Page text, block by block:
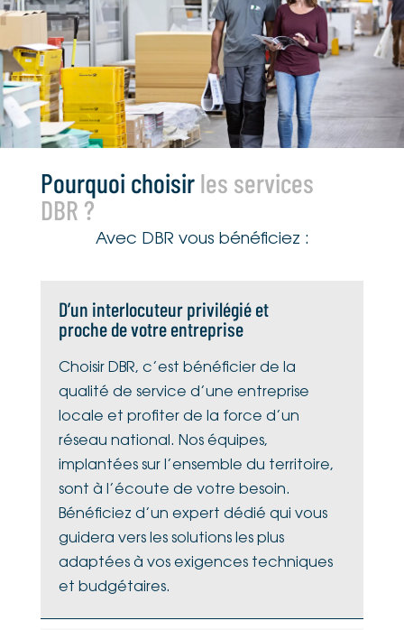
Pourquoi choisirles services
DBR ?
Avec DBR vous bénéficiez :
D’un interlocuteur privilégié et
proche de votre entreprise
Choisir DBR, c’est bénéficier de la
qualité de service d’une entreprise
locale et profiter de la force d’un
réseau national. Nos équipes,
implantées sur l’ensemble du territoire,
sont à l’écoute de votre besoin.
Bénéficiez d’un expert dédié qui vous
guidera vers les solutions les plus
adaptées à vos exigences techniques
et budgétaires.